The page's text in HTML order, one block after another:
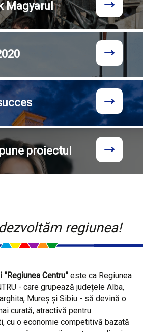
Magyarul
proiectul
regiunea!
Centru”este ca Regiunea
- care grupează județele Alba,
Mureș și Sibiu - să devină o
curată, atractivă pentru
cu o economie competitivă bazată